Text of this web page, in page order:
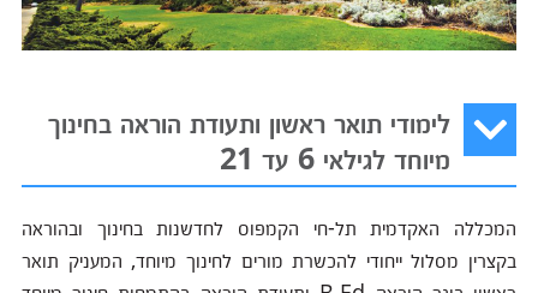
לימודי תואר ראשון ותעודת הוראה בחינוך
מיוחד לגילאי 6 עד 21
המכללה האקדמית תל-חי הקמפוס לחדשנות בחינוך ובהוראה
בקצרין מסלול ייחודי להכשרת מורים לחינוך מיוחד, המעניק תואר